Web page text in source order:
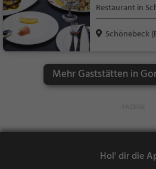
Restaurant in
Schönebeck
Mehr Gaststätten in
Hol' dir die